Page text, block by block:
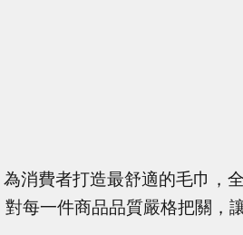
消費者打造最舒適的毛巾，
每一件商品品質嚴格把關，